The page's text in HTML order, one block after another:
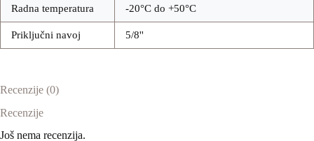
Radna temperatura -20°C do +50°C
Priključni navoj 5/8''
Recenzije (0)
Recenzije
Još nema recenzija.